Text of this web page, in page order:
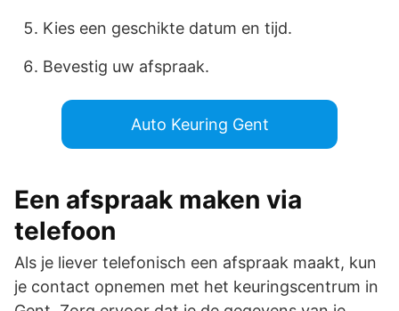
Kies een geschikte datum en tijd.
Bevestig uw afspraak.
Auto Keuring Gent
Een afspraak maken via
telefoon
Als je liever telefonisch een afspraak maakt, kun
je contact opnemen met het keuringscentrum in